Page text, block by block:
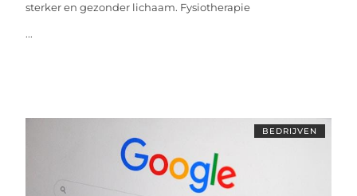
sterker en gezonder lichaam. Fysiotherapie
...
BEDRIJVEN